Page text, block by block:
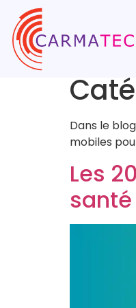
Dans le
mobiles
Les